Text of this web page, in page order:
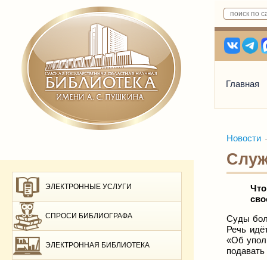
Главная
ЭЛЕКТРОННЫЕ УСЛУГИ
СПРОСИ БИБЛИОГРАФА
ЭЛЕКТРОННАЯ БИБЛИОТЕКА
Новости
Суды
Речь
«Об